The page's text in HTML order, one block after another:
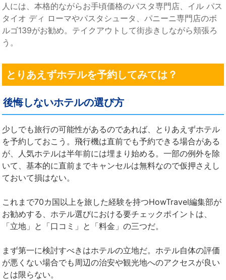
人には、本格的ながらお手頃価格のパスタ専門店、イル パス
タイオ ディ ローマやパスタシュータ、パニーニ専門店のボ
ルゴ139がお勧め。テイクアウトして街歩きしながら頬張ろ
う。
とりあえずホテルを予約してみては？
後悔しないホテルの選び方
少しでも旅行の可能性があるのであれば、とりあえずホテル
を予約しておこう。飛行機は直前でも予約できる場合がある
が、人気ホテルは半年前には埋まり始める。一部の例外を除
いて、基本的に直前までキャンセルは無料なので仮押さえし
ておいて損はない。
これまで70カ国以上を旅した経験を持つHowTravel編集部が
お勧めする、ホテル選びにおける要チェックポイントは、
「立地」と「口コミ」と「料金」の三つだ。
まず第一に検討すべきはホテルの立地だ。ホテル自体の評価
が悪くない場合でも周辺の治安や観光地へのアクセスが良い
とは限らない。